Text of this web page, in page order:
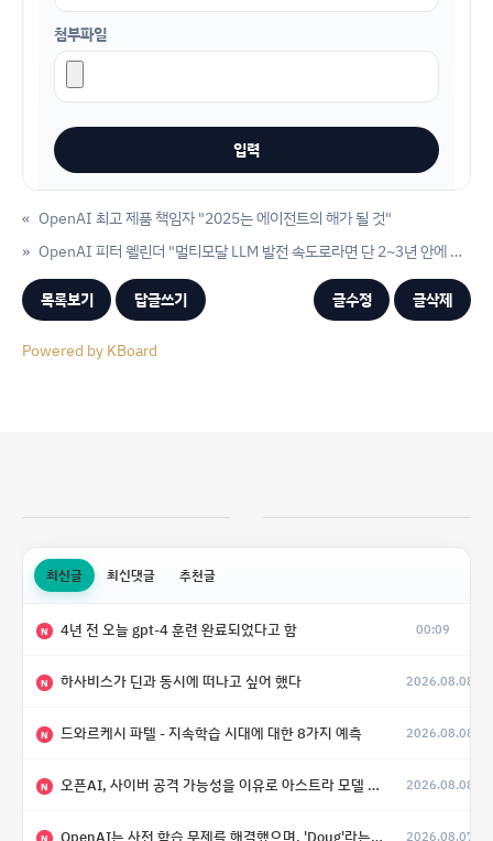
첨부파일
« OpenAI 최고 제품 책임자 "2025는 에이전트의 해가 될 것"
OpenAI 피터 웰린더 "멀티모달 LLM 발전 속도로라면 단 2~3년 안에 레벨4 자율주행 가능"
»
목록보기 답글쓰기 글수정 글삭제
Powered by KBoard
최신글 최신댓글 추천글
N 4년 전 오늘 gpt-4 훈련 완료되었다고 함 00:09
N 하사비스가 딘과 동시에 떠나고 싶어 했다 2026.08.08
N 드와르케시 파텔 - 지속학습 시대에 대한 8가지 예측 2026.08.08
N 오픈AI, 사이버 공격 가능성을 이유로 아스트라 모델 출시 연기 2026.08.08
OpenAI는 사전 학습 문제를 해결했으며, 'Doug'라는 코드명을 가진 훨씬 더 큰 모델을 활발히 개발 중 2026.08.07